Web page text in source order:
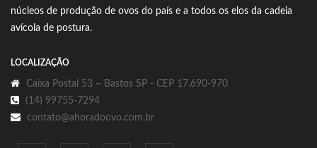
núcleos de produção de ovos do país e a todos os elos da cadeia
avícola de postura.
LOCALIZAÇÃO
Caixa Postal 53 – Bastos SP - CEP 17.690-970
(14) 99755-7294
contato@ahoradoovo.com.br